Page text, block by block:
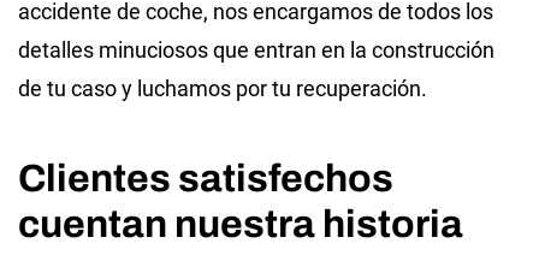
accidente de coche, nos encargamos de todos los
detalles minuciosos que entran en la construcción
de tu caso y luchamos por tu recuperación.
Clientes satisfechos
cuentan nuestra historia